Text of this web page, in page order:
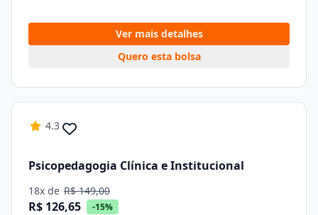
Ver mais detalhes
Quero esta bolsa
4.3
Psicopedagogia Clínica e Institucional
18x de R$ 149,00
R$ 126,65 -15%